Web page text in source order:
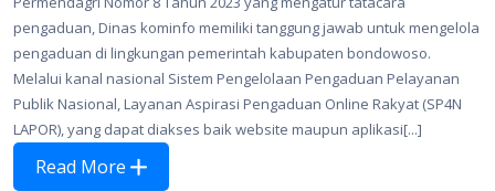
pengaduan, Dinas kominfo memiliki tanggung jawab untuk mengelola
pengaduan di lingkungan pemerintah kabupaten bondowoso.
Melalui kanal nasional Sistem Pengelolaan Pengaduan Pelayanan
Publik Nasional, Layanan Aspirasi Pengaduan Online Rakyat (SP4N
LAPOR), yang dapat diakses baik website maupun aplikasi[...]
Read More